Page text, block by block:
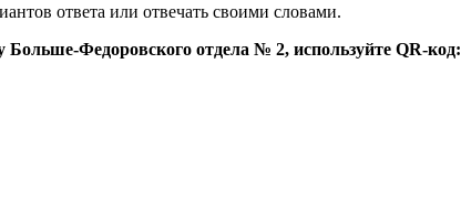
ответа или отвечать своими словами.
Больше-Федоровского отдела № 2, используйте QR-код: